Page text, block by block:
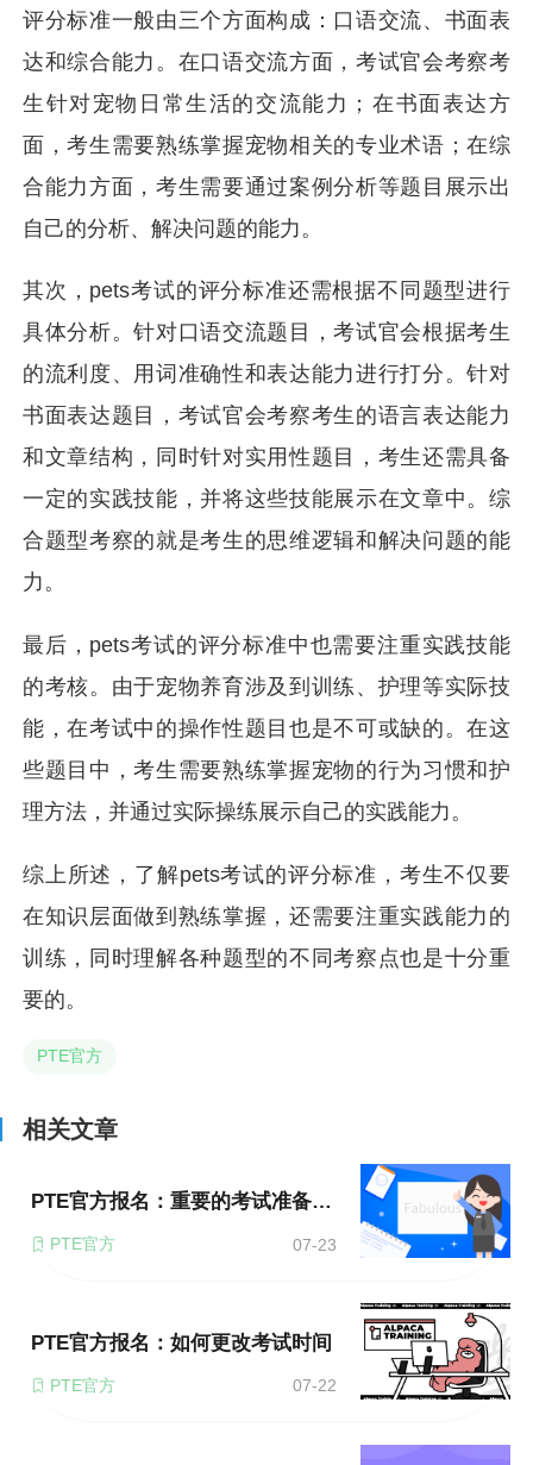
评分标准一般由三个方面构成：口语交流、书面表
达和综合能力。在口语交流方面，考试官会考察考
生针对宠物日常生活的交流能力；在书面表达方
面，考生需要熟练掌握宠物相关的专业术语；在综
合能力方面，考生需要通过案例分析等题目展示出
自己的分析、解决问题的能力。
其次，pets考试的评分标准还需根据不同题型进行
具体分析。针对口语交流题目，考试官会根据考生
的流利度、用词准确性和表达能力进行打分。针对
书面表达题目，考试官会考察考生的语言表达能力
和文章结构，同时针对实用性题目，考生还需具备
一定的实践技能，并将这些技能展示在文章中。综
合题型考察的就是考生的思维逻辑和解决问题的能
力。
最后，pets考试的评分标准中也需要注重实践技能
的考核。由于宠物养育涉及到训练、护理等实际技
能，在考试中的操作性题目也是不可或缺的。在这
些题目中，考生需要熟练掌握宠物的行为习惯和护
理方法，并通过实际操练展示自己的实践能力。
综上所述，了解pets考试的评分标准，考生不仅要
在知识层面做到熟练掌握，还需要注重实践能力的
训练，同时理解各种题型的不同考察点也是十分重
要的。
PTE官方
相关文章
PTE官方报名：重要的考试准备事项
PTE官方 07-23
PTE官方报名：如何更改考试时间
PTE官方 07-22